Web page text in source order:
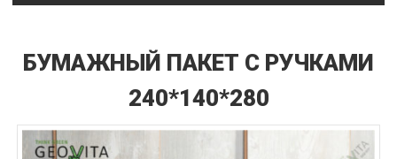
БУМАЖНЫЙ ПАКЕТ С РУЧКАМИ
240*140*280